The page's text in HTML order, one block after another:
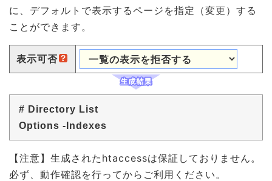
に、デフォルトで表示するページを指定（変更）する
ことができます。
表示可否
# Directory List
Options -Indexes
【注意】生成されたhtaccessは保証しておりません。
必ず、動作確認を行ってからご利用ください。